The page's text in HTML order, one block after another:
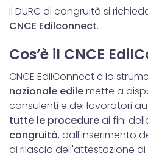
Il DURC di congruità si
CNCE Edilconnect.
Cos’è il CNCE
CNCE EdilConnect è lo
nazionale edilemette a
consulenti e dei lavoratori
tutte le procedureai fini
congruità, dall'inserimento
di rilascio dell'attestazione